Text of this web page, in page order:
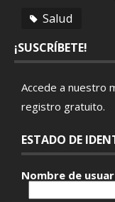
Salud
¡SUSCRÍBETE!
Accede a nuestro
registro gratuito.
ESTADO DE
Nombre de